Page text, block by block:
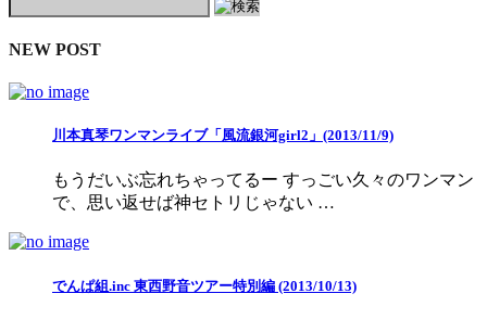
NEW POST
川本真琴ワンマンライブ「風流銀河girl2」(2013/11/9)
もうだいぶ忘れちゃってるー すっごい久々のワンマン
で、思い返せば神セトリじゃない …
でんぱ組.inc 東西野音ツアー特別編 (2013/10/13)